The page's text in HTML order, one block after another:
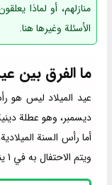
منازلهم، أو لماذا
الأسئلة وغيرها هنا.
ما الفرق بين
ديسمبر، وهو عطلة
أما رأس السنة
ويتم الاحتفال به في 1 يناير.